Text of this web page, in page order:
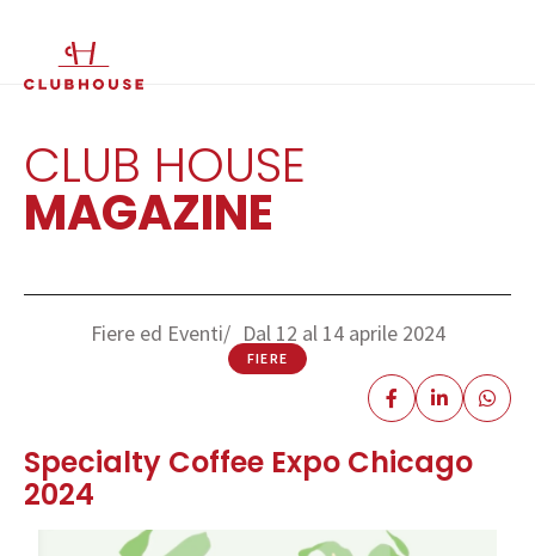
EN
CLUB HOUSE
MAGAZINE
Fiere ed Eventi Dal 12 al 14 aprile 2024
FIERE
Specialty Coffee Expo Chicago
2024